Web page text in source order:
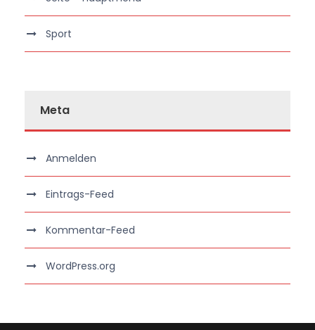
Sport
Meta
Anmelden
Eintrags-Feed
Kommentar-Feed
WordPress.org